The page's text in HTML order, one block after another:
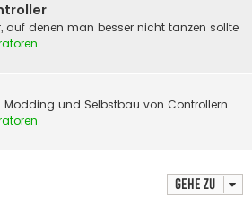
auf denen man besser nicht tanzen sollte
Modding und Selbstbau von Controllern
Gehe zu